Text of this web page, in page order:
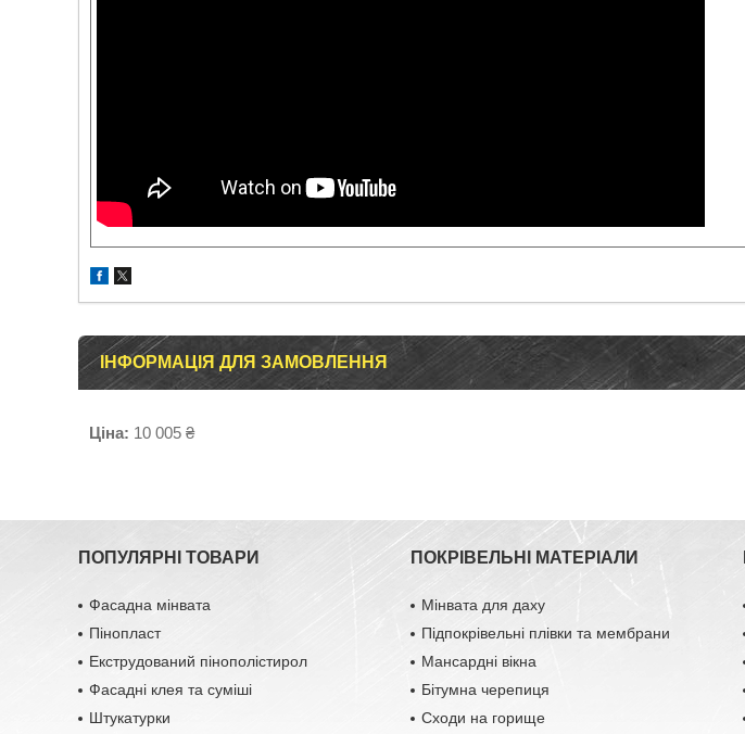
ІНФОРМАЦІЯ ДЛЯ ЗАМОВЛЕННЯ
Ціна: 10 005 ₴
ПОПУЛЯРНІ ТОВАРИ
Фасадна мінвата
Пінопласт
Екструдований пінополістирол
Фасадні клея та суміші
Штукатурки
ПОКРІВЕЛЬНІ МАТЕРІАЛИ
Мінвата для даху
Підпокрівельні плівки та мембрани
Мансардні вікна
Бітумна черепиця
Сходи на горище